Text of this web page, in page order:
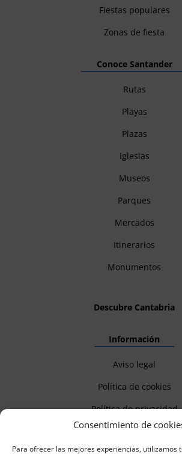
Consentimiento de
Para ofrecer las mejores experiencias, utilizamos
Fiestas populares
Zonas de fiesta
Conoce Santander
Rutas
Playas
Plazas
Iglesias
Museos
Parques
Mercados
Itinerarios
Monumentos
Descubre Cantabria
Información
Aviso legal
Política de cookies
Política de privacidad